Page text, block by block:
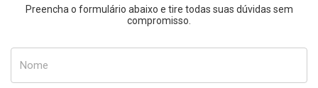
Preencha o formulário abaixo e tire todas suas dúvidas sem
compromisso.